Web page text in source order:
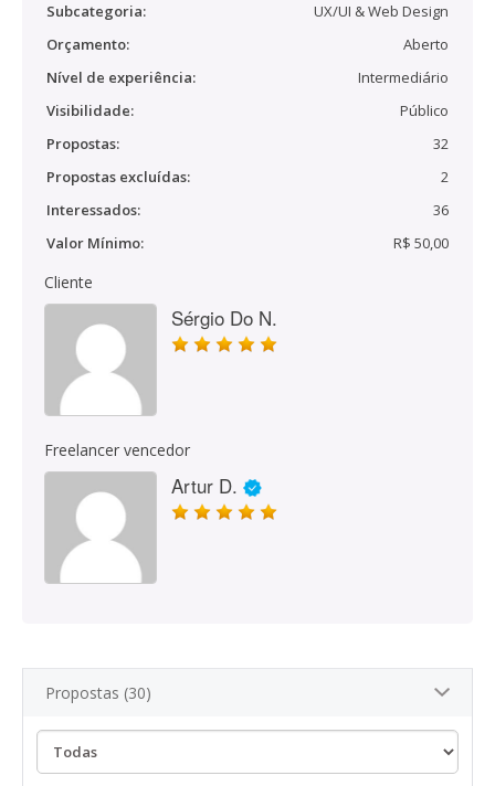
Subcategoria:
UX/UI & Web Design
Orçamento:
Aberto
Nível de experiência:
Intermediário
Visibilidade:
Público
Propostas:
32
Propostas excluídas:
2
Interessados:
36
Valor Mínimo:
R$ 50,00
Cliente
Sérgio Do N.
Freelancer vencedor
Artur D.
Propostas (30)